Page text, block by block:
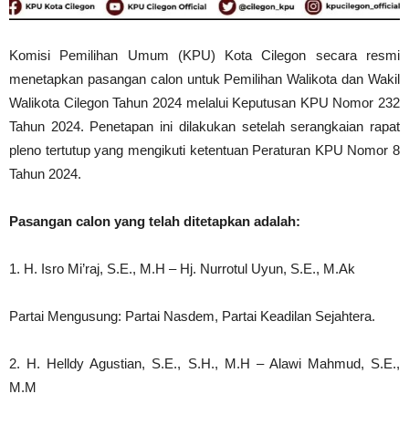
Komisi Pemilihan Umum (KPU) Kota Cilegon secara resmi
menetapkan pasangan calon untuk Pemilihan Walikota dan Wakil
Walikota Cilegon Tahun 2024 melalui Keputusan KPU Nomor 232
Tahun 2024. Penetapan ini dilakukan setelah serangkaian rapat
pleno tertutup yang mengikuti ketentuan Peraturan KPU Nomor 8
Tahun 2024.
Pasangan calon yang telah ditetapkan adalah:
1. H. Isro Mi’raj, S.E., M.H – Hj. Nurrotul Uyun, S.E., M.Ak
Partai Mengusung: Partai Nasdem, Partai Keadilan Sejahtera.
2. H. Helldy Agustian, S.E., S.H., M.H – Alawi Mahmud, S.E.,
M.M